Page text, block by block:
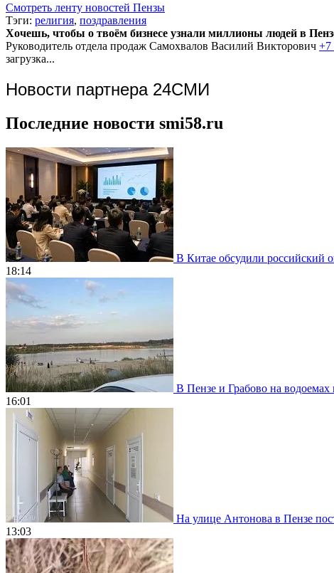
Смотреть ленту новостей Пензы
Тэги: религия, поздравления
Хочешь, чтобы о твоём бизнесе узнали миллионы людей в
Руководитель отдела продаж Самохвалов Василий Викторович +7
загрузка...
Новости партнера 24СМИ
Последние новости smi58.ru
В Китае обсудили российский
18:14
В Пензе и Грабово на
16:01
На улице Антонова в Пензе
13:03